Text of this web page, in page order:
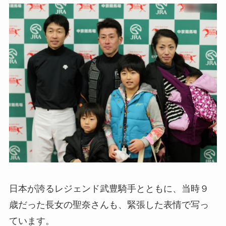
日本が誇るレジェンド武豊騎手とともに、当時９
歳だった長女の聖奈さんも、緊張した表情で写っ
ています。